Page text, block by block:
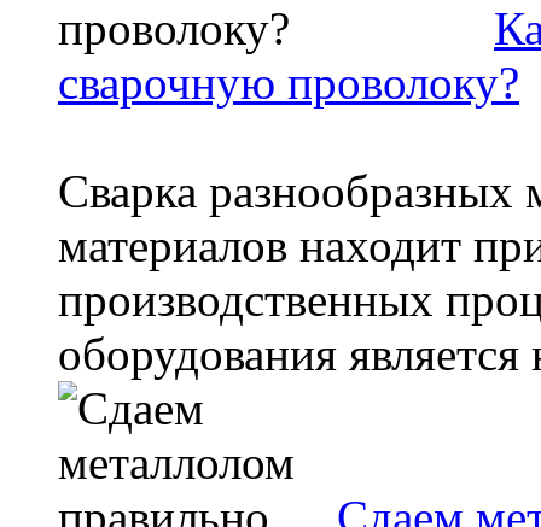
сварочную проволоку?
Сварка разнообразных
материалов находит
производственных
оборудования
Сдаем